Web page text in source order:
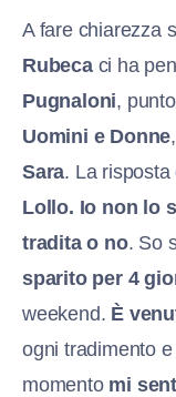
A fare chiarezza
Rubeca ci ha
Pugnaloni,
Uomini e Donne
Sara. La
Lollo. Io non lo
tradita o no. So
sparito per 4
weekend. È
ogni tradimento
momento mi